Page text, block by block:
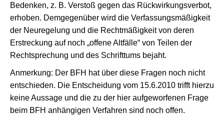
Bedenken, z. B. Verstoß gegen das Rückwirkungsverbot,
erhoben. Demgegenüber wird die Verfassungsmäßigkeit
der Neuregelung und die Rechtmäßigkeit von deren
Erstreckung auf noch „offene Altfälle“ von Teilen der
Rechtsprechung und des Schrifttums bejaht.
Anmerkung: Der BFH hat über diese Fragen noch nicht
entschieden. Die Entscheidung vom 15.6.2010 trifft hierzu
keine Aussage und die zu der hier aufgeworfenen Frage
beim BFH anhängigen Verfahren sind noch offen.